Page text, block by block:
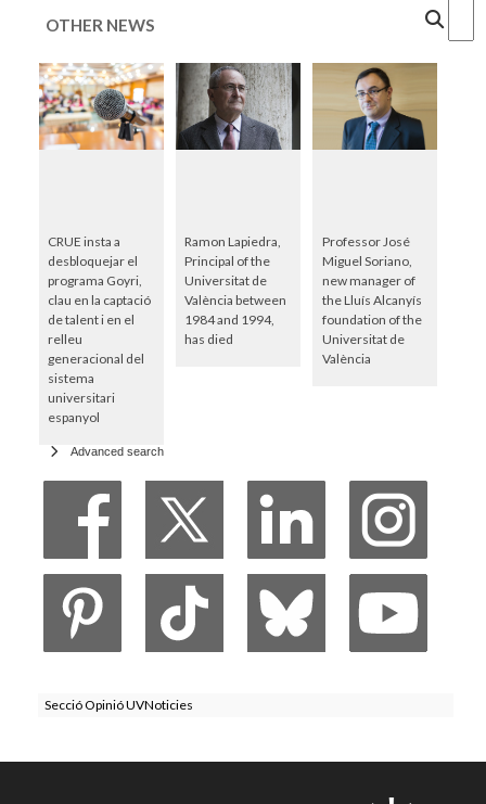
OTHER NEWS
CRUE insta a
desbloquejar el
programa Goyri,
clau en la captació
de talent i en el
relleu
generacional del
sistema
universitari
espanyol
Ramon Lapiedra,
Principal of the
Universitat de
València between
1984 and 1994,
has died
Professor José
Miguel Soriano,
new manager of
the Lluís Alcanyís
foundation of the
Universitat de
València
Advanced search
Secció Opinió UVNoticies